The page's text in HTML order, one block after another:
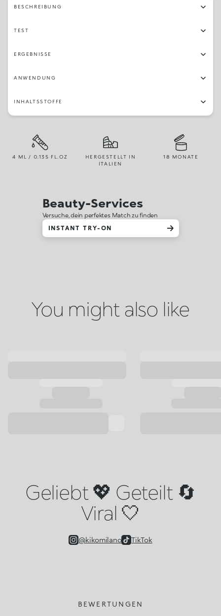
BESCHREIBUNG
TEST
ERGEBNISSE
ANWENDUNG
INHALTSSTOFFE
4 ML / 0.135 FL.OZ
HERGESTELLT IN
ITALIEN
18 MONATE
Beauty-Services
Versuche, dein perfektes Match zu finden
INSTANT TRY-ON
You might also like
Geliebt 💖 Geteilt 🔄
Viral 🤍
@kikomilano TikTok
BEWERTUNGEN